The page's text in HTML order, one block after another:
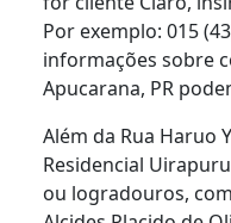
Por exemplo: 015
informações sobre
Apucarana, PR
Além da Rua Haruo
Residencial
ou logradouros,